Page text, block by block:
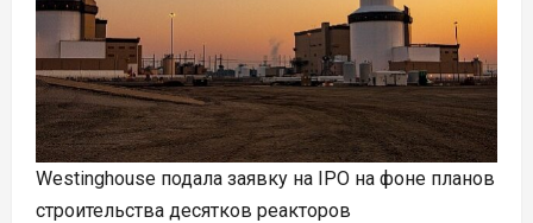
Westinghouse подала заявку на IPO на фоне планов
строительства десятков реакторов